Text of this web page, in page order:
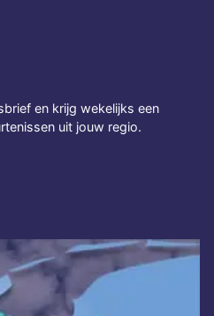
en krijg wekelijks een
uit jouw regio.